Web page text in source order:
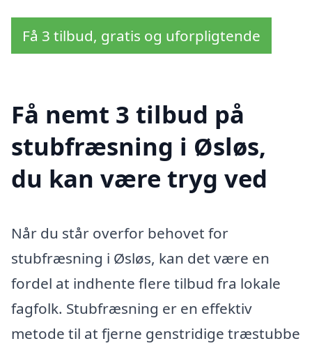
Få 3 tilbud, gratis og uforpligtende
Få nemt 3 tilbud på
stubfræsning i Øsløs,
du kan være tryg ved
Når du står overfor behovet for
stubfræsning i Øsløs, kan det være en
fordel at indhente flere tilbud fra lokale
fagfolk. Stubfræsning er en effektiv
metode til at fjerne genstridige træstubbe